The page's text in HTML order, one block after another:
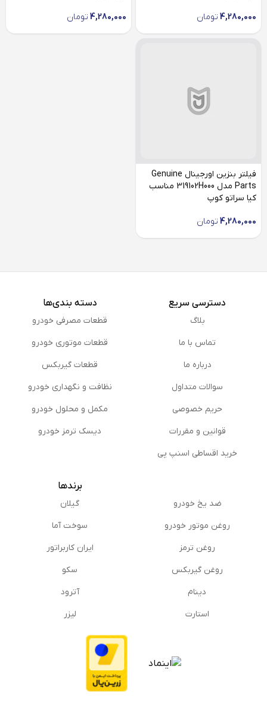
4,280,000 تومان 4,280,000 تومان
فیلتر بنزین اورجینال Genuine
Parts مدل 319102H000 مناسب
کیا سراتو کوپ
4,280,000 تومان
دسترسی سریع
بلاگ
تماس با ما
درباره ما
سوالات متداول
حریم خصوصی
قوانین و مقررات
خرید اقساطی اسنپ پی
دسته بندی‌ها
قطعات مصرفی خودرو
قطعات موتوری خودرو
قطعات گیربکس
نظافت و نگهداری خودرو
مكمل و محلول خودرو
دیسک ترمز خودرو
ضد یخ خودرو
روغن موتور خودرو
روغن ترمز
روغن گیربكس
دینام
استارت
برندها
گیلان
سوخت آما
ایران کاربراتور
سکو
آترود
لیزر